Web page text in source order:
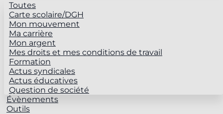
Toutes
Carte scolaire/DGH
Mon mouvement
Ma carrière
Mon argent
Mes droits et mes conditions de travail
Formation
Actus syndicales
Actus éducatives
Question de société
Évènements
Outils